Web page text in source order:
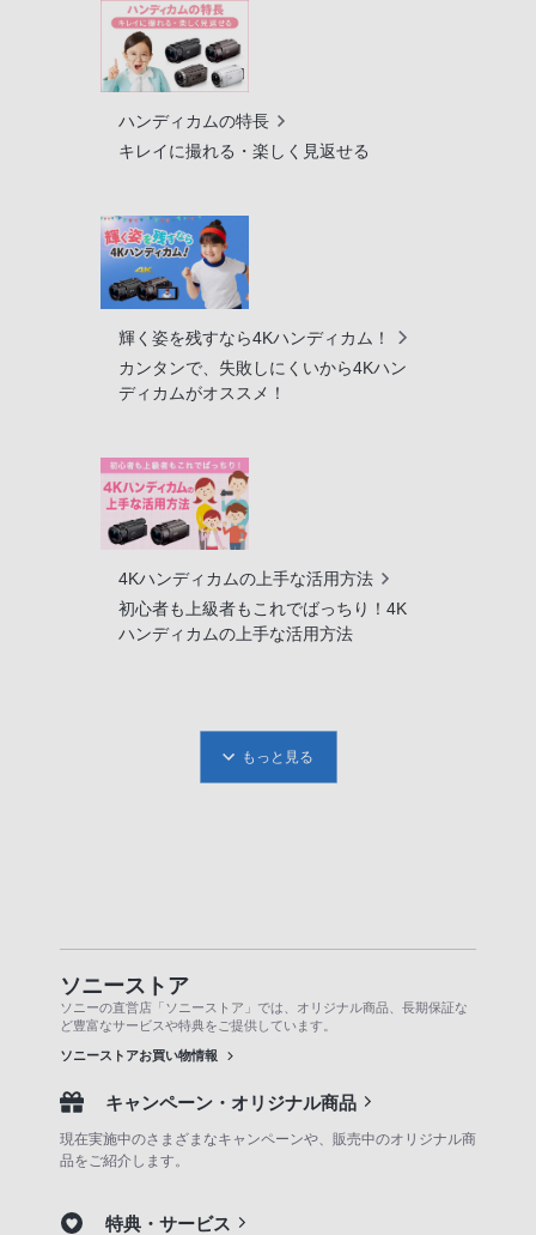
ハンディカムの特長
キレイに撮れる・楽しく見返せる
輝く姿を残すなら4Kハンディカム！
カンタンで、失敗しにくいから4Kハン
ディカムがオススメ！
4Kハンディカムの上手な活用方法
初心者も上級者もこれでばっちり！4K
ハンディカムの上手な活用方法
もっと見る
ソニーストア
ソニーの直営店「ソニーストア」では、オリジナル商品、長期保証な
ど豊富なサービスや特典をご提供しています。
ソニーストアお買い物情報
キャンペーン・オリジナル商品
現在実施中のさまざまなキャンペーンや、販売中のオリジナル商
品をご紹介します。
特典・サービス